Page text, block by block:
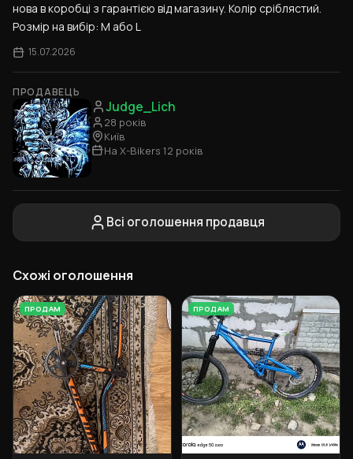
нова в коробці з гарантією від магазину. Колір сріблястий.
Розмір на вибір: M або L
15.07.2026
ПРОДАВЕЦЬ
Judge_Lich
28 років
Київ
На X-Bikers 12 років
Всі оголошення продавця
Схожі оголошення
ПРОДАМ ПРОДАМ